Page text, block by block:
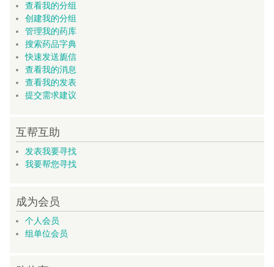
查看我的分组
创建我的分组
管理我的药库
搜索药品字典
快速发送旎信
查看我的消息
查看我的发表
提交需求建议
互帮互助
发表我要寻找
我要帮您寻找
成为会员
个人会员
组单位会员